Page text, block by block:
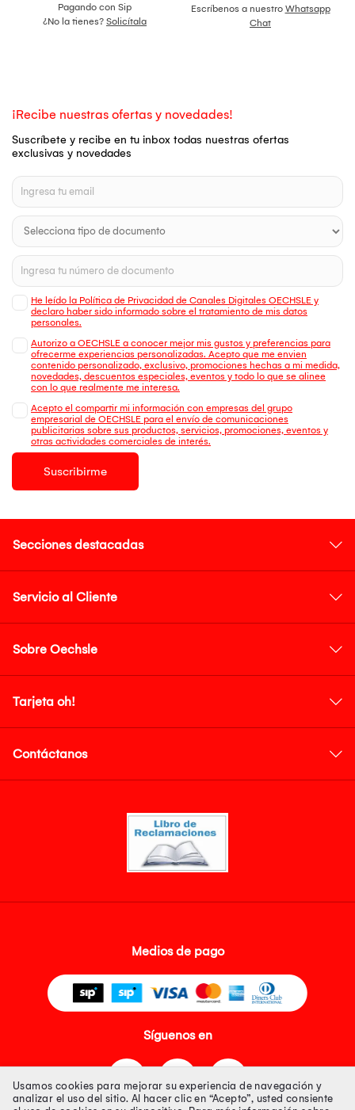
Pagando con Sip
¿No la tienes? Solicítala
Escríbenos a nuestro Whatsapp
Chat
¡Recibe nuestras ofertas y novedades!
Suscríbete y recibe en tu inbox todas nuestras ofertas
exclusivas y novedades
He leído la Política de Privacidad de Canales Digitales OECHSLE y
declaro haber sido informado sobre el tratamiento de mis datos
personales.
Autorizo a OECHSLE a conocer mejor mis gustos y preferencias para
ofrecerme experiencias personalizadas. Acepto que me envien
contenido personalizado, exclusivo, promociones hechas a mi medida,
novedades, descuentos especiales, eventos y todo lo que se alinee
con lo que realmente me interesa.
Acepto el compartir mi información con empresas del grupo
empresarial de OECHSLE para el envío de comunicaciones
publicitarias sobre sus productos, servicios, promociones, eventos y
otras actividades comerciales de interés.
Suscribirme
Secciones destacadas
Servicio al Cliente
Sobre Oechsle
Tarjeta oh!
Contáctanos
Medios de pago
Síguenos en
Usamos cookies para mejorar su experiencia de navegación y
analizar el uso del sitio. Al hacer clic en “Acepto”, usted consiente